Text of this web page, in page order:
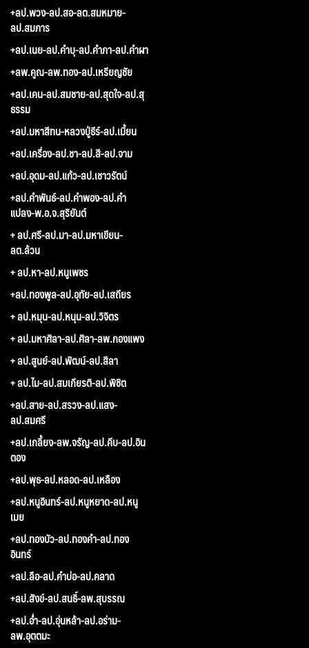
+ลป.พวง-ลป.สอ-ลต.สมหมาย-
ลป.สมภาร
+ลป.เนย-ลป.คำบุ-ลป.คำภา-ลป.คำผา
+ลพ.คูณ-ลพ.ทอง-ลป.เหรียญชัย
+ลป.เคน-ลป.สมชาย-ลป.สุดใจ-ลป.สุ
ธรรม
+ลป.มหาสีทน-หลวงปู่ธีร์-ลป.เมี้ยน
+ลป.เครื่อง-ลป.ชา-ลป.สี-ลป.จาม
+ลป.อุดม-ลป.แก้ว-ลป.เชาวรัตน์
+ลป.คำพันธ์-ลป.คำพอง-ลป.คำ
แปลง-พ.อ.จ.สุริยันต์
+ ลป.ศรี-ลป.มา-ลป.มหาเขียน-
ลต.ล้วน
+ ลป.หา-ลป.หนูเพชร
+ลป.ทองพูล-ลป.อุทัย-ลป.เสถียร
+ ลป.หมุน-ลป.หนุน-ลป.วิจิตร
+ ลป.มหาศิลา-ลป.ศิลา-ลพ.กองแพง
+ ลป.สูนย์-ลป.พัฒน์-ลป.สีลา
+ ลป.ไม-ลป.สมเกียรติ-ลป.พิชิต
+ลป.สาย-ลป.สรวง-ลป.แสง-
ลป.สมศรี
+ลป.เกลี้ยง-ลพ.จรัญ-ลป.คีบ-ลป.อิน
ตอง
+ลป.พุธ-ลป.หลอด-ลป.เหลือง
+ลป.หนูอินทร์-ลป.หนูหยาด-ลป.หนู
เมย
+ลป.ทองบัว-ลป.ทองคำ-ลป.ทอง
อินทร์
+ลป.ลือ-ลป.คำบ่อ-ลป.คลาด
+ลป.สังข์-ลป.สนธิ์-ลพ.สุบรรณ
+ลป.อ่ำ-ลป.อุ่นหล้า-ลป.อร่าม-
ลพ.อุตตมะ